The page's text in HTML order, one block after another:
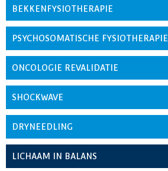
BEKKENFYSIOTHERAPIE
PSYCHOSOMATISCHE FYSIOTHERAPIE
ONCOLOGIE REVALIDATIE
SHOCKWAVE
DRYNEEDLING
LICHAAM IN BALANS